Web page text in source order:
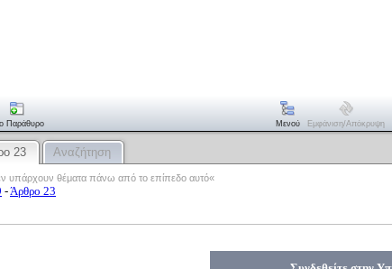
Παράθυρο Μενού Εμφάνιση/απόκρυψη
23 Αναζήτηση